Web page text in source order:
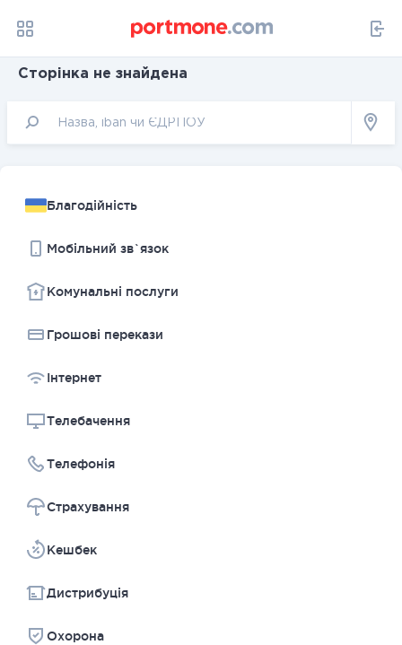
Сторінка не знайдена
Благодійність
Мобільний зв`язок
Комунальні послуги
Грошовi перекази
Інтернет
Телебачення
Телефонія
Страхування
Kешбек
Дистрибуція
Охорона